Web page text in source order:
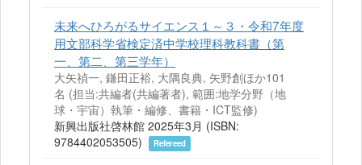
未来へひろがるサイエンス１～３・令和7年度
用文部科学省検定済中学校理科教科書（第
一、第二、第三学年）
大矢禎一, 鎌田正裕, 大隅良典, 矢野創ほか101
名 (担当:共編者(共編著者), 範囲:地学分野（地
球・宇宙）執筆・編修、書籍・ICT監修)
新興出版社啓林館 2025年3月 (ISBN:
9784402053505)
Refereed